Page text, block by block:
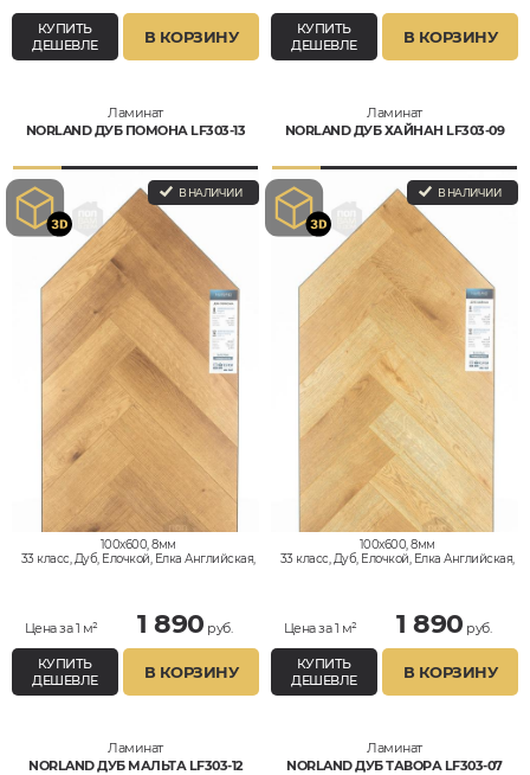
КУПИТЬ
ДЕШЕВЛЕ
В КОРЗИНУ
КУПИТЬ
ДЕШЕВЛЕ
В КОРЗИНУ
Ламинат
NORLAND ДУБ ПОМОНА LF303-13
В НАЛИЧИИ
100x600, 8мм
33 класс, Дуб, Елочкой, Елка Английская,
Цена за 1 м² 1 890 руб.
КУПИТЬ
ДЕШЕВЛЕ
В КОРЗИНУ
Ламинат
NORLAND ДУБ ХАЙНАН LF303-09
В НАЛИЧИИ
100x600, 8мм
33 класс, Дуб, Елочкой, Елка Английская,
Цена за 1 м² 1 890 руб.
КУПИТЬ
ДЕШЕВЛЕ
В КОРЗИНУ
Ламинат
NORLAND ДУБ МАЛЬТА LF303-12
Ламинат
NORLAND ДУБ ТАВОРА LF303-07